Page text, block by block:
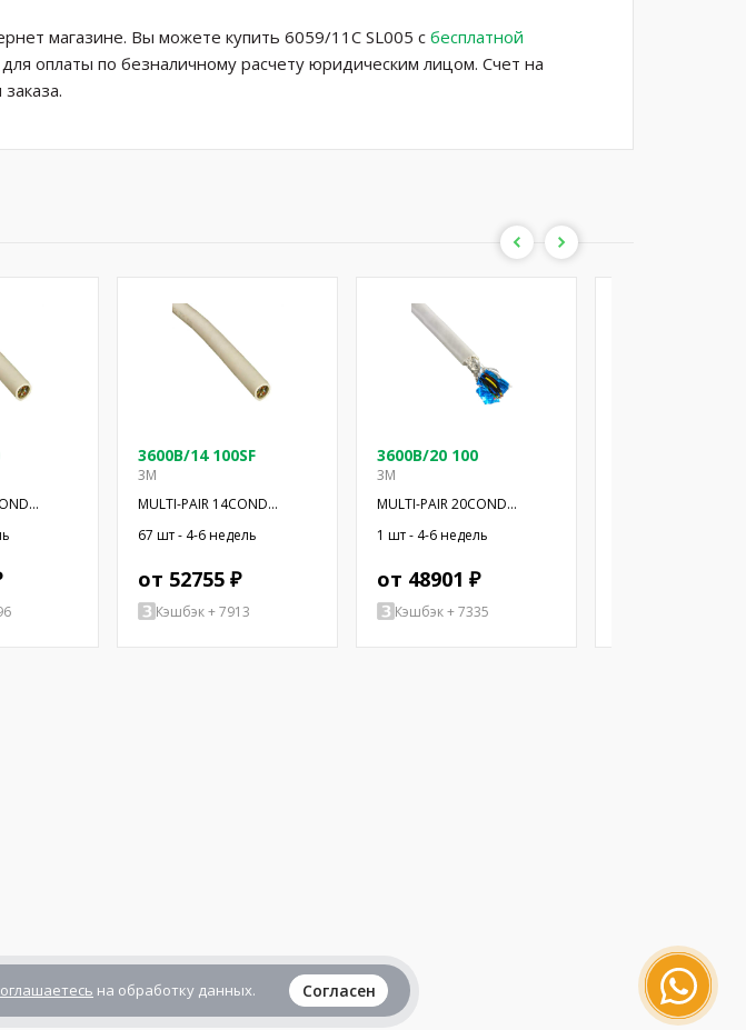
магазине. Вы можете купить 6059/11C SL005 с бесплатной
оплаты по безналичному расчету юридическим лицом. Счет на
3600B/14 100SF
3M
MULTI-PAIR 14COND
28AWG 100'
67 шт - 4-6 недель
от 52755 ₽
Кэшбэк + 7913
3600B/20 100
3M
MULTI-PAIR 20COND
28AWG 100'
1 шт - 4-6 недель
от 48901 ₽
Кэшбэк + 7335
на обработку данных. Согласен